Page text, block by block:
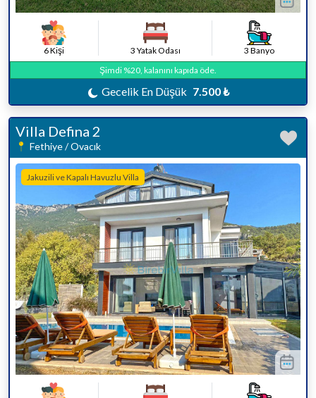
6 Kişi 3 Yatak Odası
3 Banyo
Şimdi %20, kalanını kapıda öde.
Gecelik En Düşük 7.500 ₺
Villa Defina 2
Fethiye / Ovacık
Jakuzili ve Kapalı Havuzlu Villa